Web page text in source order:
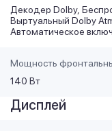
Декодер Dolby
Выртуальный Dolby
Автоматическое
Мощность
140 Вт
Дисплей